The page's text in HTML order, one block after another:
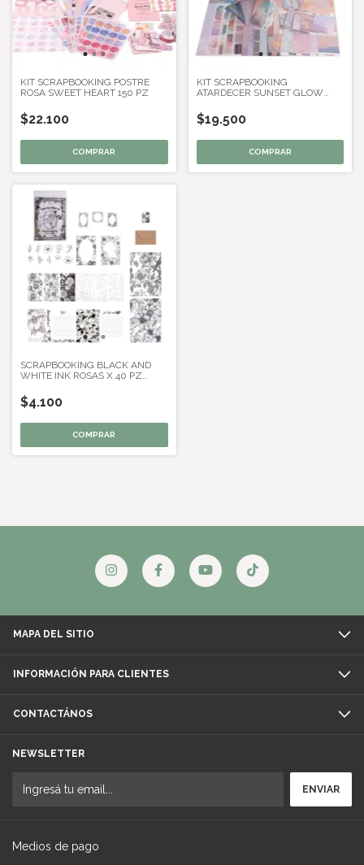
KIT SCRAPBOOKING POSTRE
ROSA SWEET HEART 150 PZ
$22.100
KIT SCRAPBOOKING
ATARDECER SUNSET GLOW
$19.500
SCRAPBOOKING BLACK AND
WHITE INK ROSAS X 40 PZ
$4.100
MAPA DEL SITIO
INFORMACIÓN PARA CLIENTES
CONTACTÁNOS
NEWSLETTER
Medios de pago